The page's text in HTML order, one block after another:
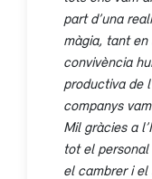
part d’una
màgia, tant en
convivència
productiva de
companys
Mil gràcies a
tot el
el cambrer i el